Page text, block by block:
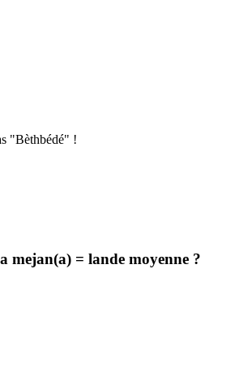
"Bèthbédé" !
= lande moyenne ?